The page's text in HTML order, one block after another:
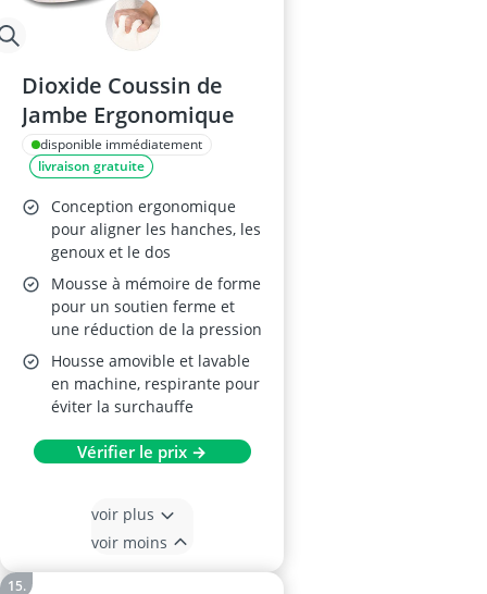
Dioxide Coussin de
Jambe Ergonomique
disponible immédiatement
livraison gratuite
Conception ergonomique
pour aligner les hanches, les
genoux et le dos
Mousse à mémoire de forme
pour un soutien ferme et
une réduction de la pression
Housse amovible et lavable
en machine, respirante pour
éviter la surchauffe
Vérifier le prix →
voir plus
voir moins